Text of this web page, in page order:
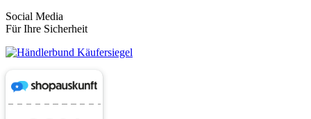
Social Media
Für Ihre Sicherheit